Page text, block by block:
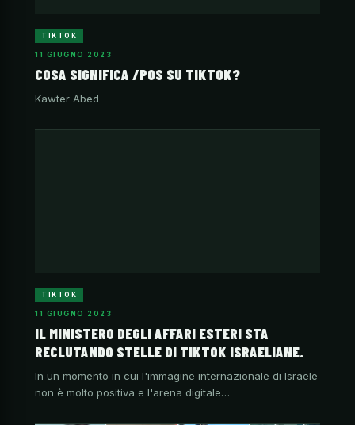
TIKTOK
11 GIUGNO 2023
COSA SIGNIFICA /POS SU TIKTOK?
Kawter Abed
TIKTOK
11 GIUGNO 2023
IL MINISTERO DEGLI AFFARI ESTERI STA
RECLUTANDO STELLE DI TIKTOK ISRAELIANE.
In un momento in cui l'immagine internazionale di Israele
non è molto positiva e l'arena digitale…